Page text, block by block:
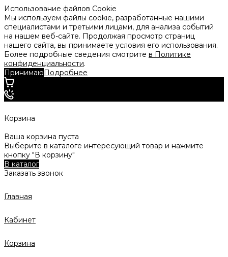
Использование файлов Cookie
Мы используем файлы cookie, разработанные нашими
специалистами и третьими лицами, для анализа событий
на нашем веб-сайте. Продолжая просмотр страниц
нашего сайта, вы принимаете условия его использования.
Более подробные сведения смотрите в Политике
конфиденциальности.
ПринимаюПодробнее
Корзина
Ваша корзина пуста
Выберите в каталоге интересующий товар и нажмите
кнопку "В корзину"
В каталог
Заказать звонок
Главная
Кабинет
Корзина